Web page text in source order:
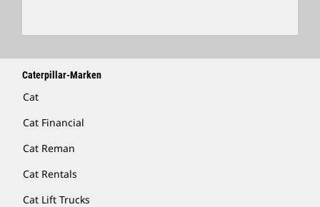
Caterpillar-Marken
Cat
Cat Financial
Cat Reman
Cat Rentals
Cat Lift Trucks